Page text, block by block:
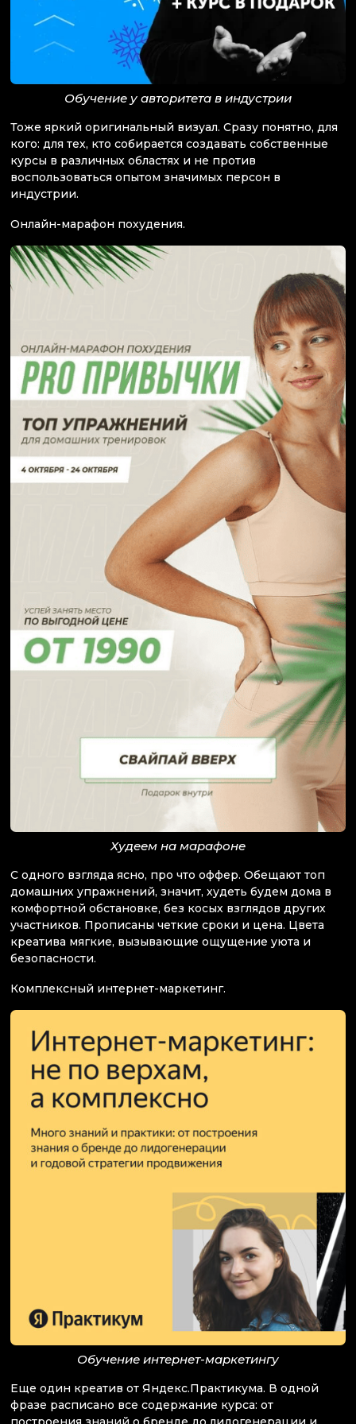
Обучение у авторитета в индустрии
Тоже яркий оригинальный визуал. Сразу понятно, для
кого: для тех, кто собирается создавать собственные
курсы в различных областях и не против
воспользоваться опытом значимых персон в
индустрии.
Онлайн-марафон похудения.
Худеем на марафоне
С одного взгляда ясно, про что оффер. Обещают топ
домашних упражнений, значит, худеть будем дома в
комфортной обстановке, без косых взглядов других
участников. Прописаны четкие сроки и цена. Цвета
креатива мягкие, вызывающие ощущение уюта и
безопасности.
Комплексный интернет-маркетинг.
Обучение интернет-маркетингу
Еще один креатив от Яндекс.Практикума. В одной
фразе расписано все содержание курса: от